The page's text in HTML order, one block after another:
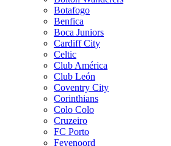
Botafogo
Benfica
Boca Juniors
Cardiff City
Celtic
Club América
Club León
Coventry City
Corinthians
Colo Colo
Cruzeiro
FC Porto
Feyenoord